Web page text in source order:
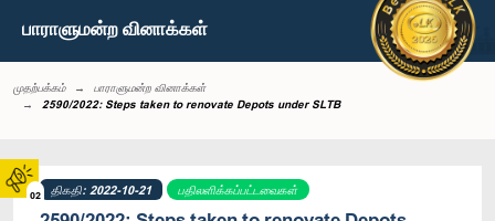
02
பாராளுமன்ற வினாக்கள்
முதற்பக்கம்
பாராளுமன்ற வினாக்கள்
2590/2022: Steps taken to renovate Depots under SLTB
திகதி: 2022-10-21 பதிலளிக்கப்பட்டவைகள்